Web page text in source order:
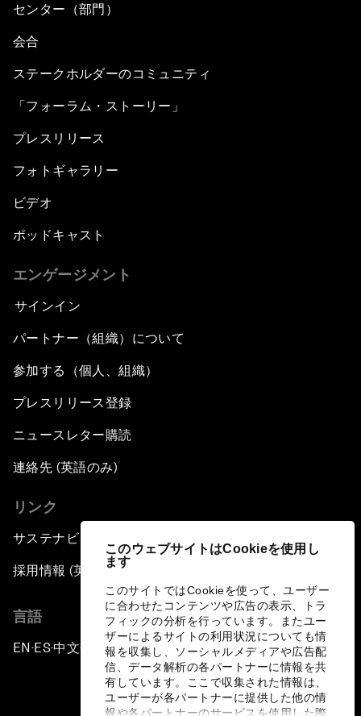
このウェブサイトはCookieを使用し
ます
このサイトではCookieを使って、ユーザー
に合わせたコンテンツや広告の表示、トラ
フィックの分析を行っています。またユー
ザーによるサイトの利用状況についても情
報を収集し、ソーシャルメディアや広告配
信、データ解析の各パートナーに情報を共
有しています。ここで収集された情報は、
ユーザーが各パートナーに提供した他の情
報や各パートナーのサービスを使用した際
センター（部門）
会合
ステークホルダーのコミュニティ
「フォーラム・ストーリー」
プレスリリース
フォトギャラリー
ビデオ
ポッドキャスト
エンゲージメント
サインイン
パートナー（組織）について
参加する（個人、組織）
プレスリリース登録
ニュースレター購読
連絡先 (英語のみ)
リンク
サステナビリティへの取り組み
採用情報 (英語のみ)
言語
EN ▪ES▪中文▪ 日本語